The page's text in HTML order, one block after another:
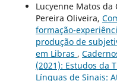
Lucyenne Matos da
Pereira Oliveira,
formação-
produção de
em Libras ,
(2021): Estudos da
Línguas de Sinais: